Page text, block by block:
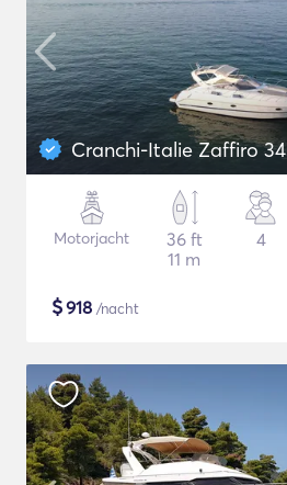
Cranchi-Italie Zaffiro 34
Motorjacht
36 ft
11 m
4
$918 /nacht